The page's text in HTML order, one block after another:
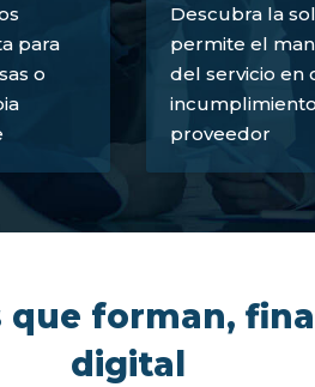
para
o
Descubra la
permite el
del servicio en
proveedor
forman,
digital